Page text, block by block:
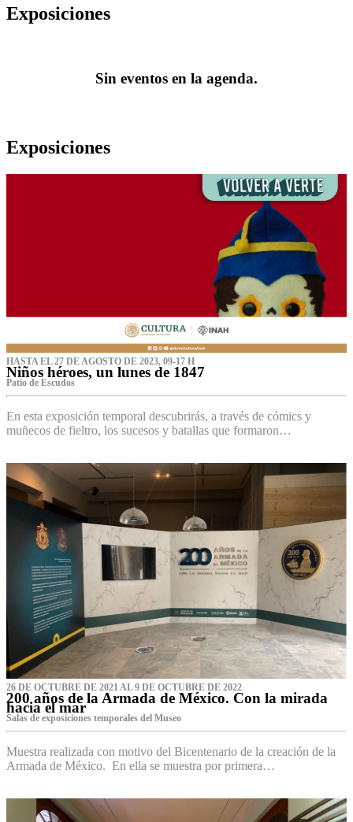
Exposiciones
Sin eventos en la agenda.
Exposiciones
HASTA EL 27 DE AGOSTO DE 2023, 09-17 H
Niños héroes, un lunes de 1847
Patio de Escudos
En esta exposición temporal descubrirás, a través de cómics y
muñecos de fieltro, los sucesos y batallas que formaron…
26 DE OCTUBRE DE 2021 AL 9 DE OCTUBRE DE 2022
200 años de la Armada de México. Con la mirada
hacia el mar
Salas de exposiciones temporales del Museo‌
Muestra realizada con motivo del Bicentenario de la creación de la
Armada de México. En ella se muestra por primera…